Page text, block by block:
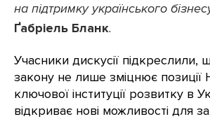
на підтримку українського
Ґабріель Бланк.
Учасники дискусії підкреслили,
закону не лише зміцнює позиції
ключової інституції розвитку в
відкриває нові можливості для